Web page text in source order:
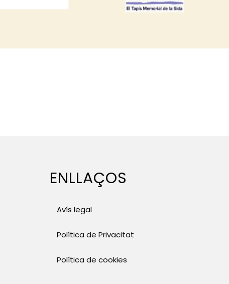
ENLLAÇOS
Avís legal
Política de Privacitat
Política de cookies